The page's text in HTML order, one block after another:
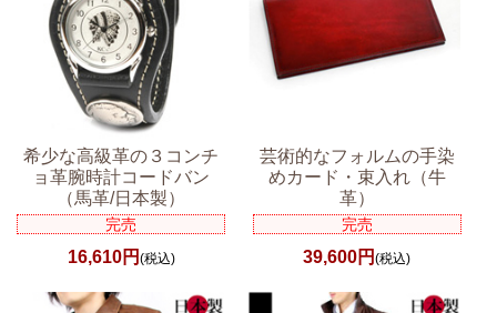
希少な高級革の３コンチ
ョ革腕時計コードバン
（馬革/日本製）
完売
16,610円 (税込)
芸術的なフォルムの手染
めカード・束入れ（牛
革）
完売
39,600円(税込)